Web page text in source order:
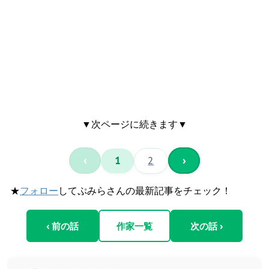
▼次ページに続きます▼
‹ 1 2 ›
★フォロー してぷみらさんの最新記事をチェック！
‹ 前の話 作家一覧 次の話 ›